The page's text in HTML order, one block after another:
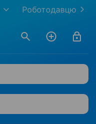
Роботодавцю